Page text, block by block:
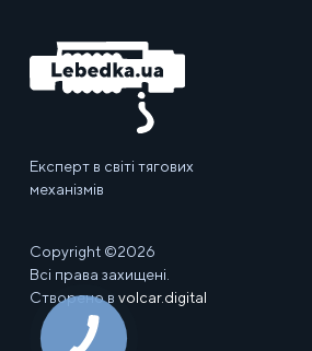
Експерт в світі тягових
механізмів
Copyright ©2026
Всі права захищені.
Створено в volcar.digital